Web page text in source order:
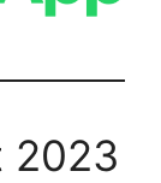
2023